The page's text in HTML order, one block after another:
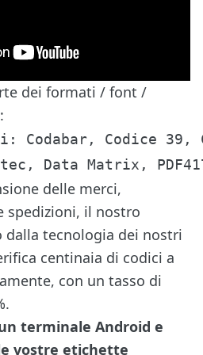
dei formati / font /
Codice 39,
delle merci,
spedizioni, il nostro
tecnologia dei nostri
centinaia di codici a
con un tasso di
terminale Android e
vostre etichette